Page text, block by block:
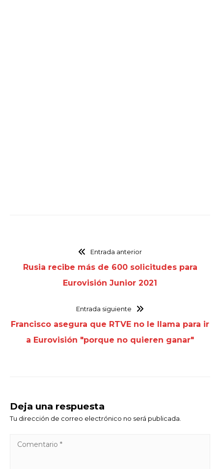
Entrada anterior
Rusia recibe más de 600 solicitudes para
Eurovisión Junior 2021
Entrada siguiente
Francisco asegura que RTVE no le llama para ir
a Eurovisión "porque no quieren ganar"
Deja una respuesta
Tu dirección de correo electrónico no será publicada.